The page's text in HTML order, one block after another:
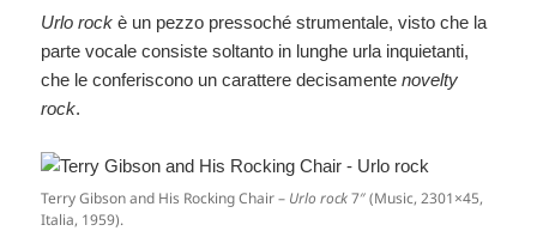
Urlo rockè un pezzo pressoché strumentale, visto che la
parte vocale consiste soltanto in lunghe urla inquietanti,
che le conferiscono un carattere decisamentenovelty
rock.
Terry Gibson and His Rocking Chair – Urlo rock7″ (Music, 2301×45,
Italia, 1959).